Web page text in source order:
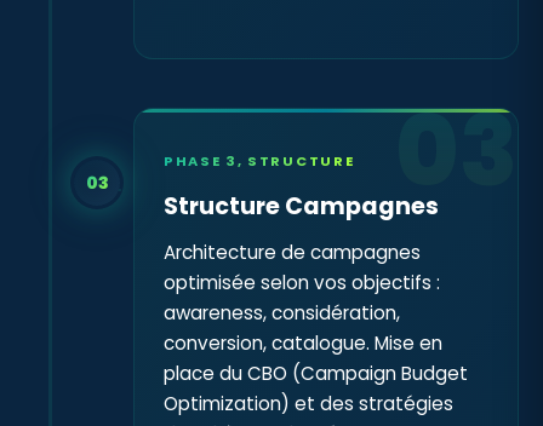
03 03
PHASE 3, STRUCTURE
Structure Campagnes
Architecture de campagnes
optimisée selon vos objectifs :
awareness, considération,
conversion, catalogue. Mise en
place du CBO (Campaign Budget
Optimization) et des stratégies